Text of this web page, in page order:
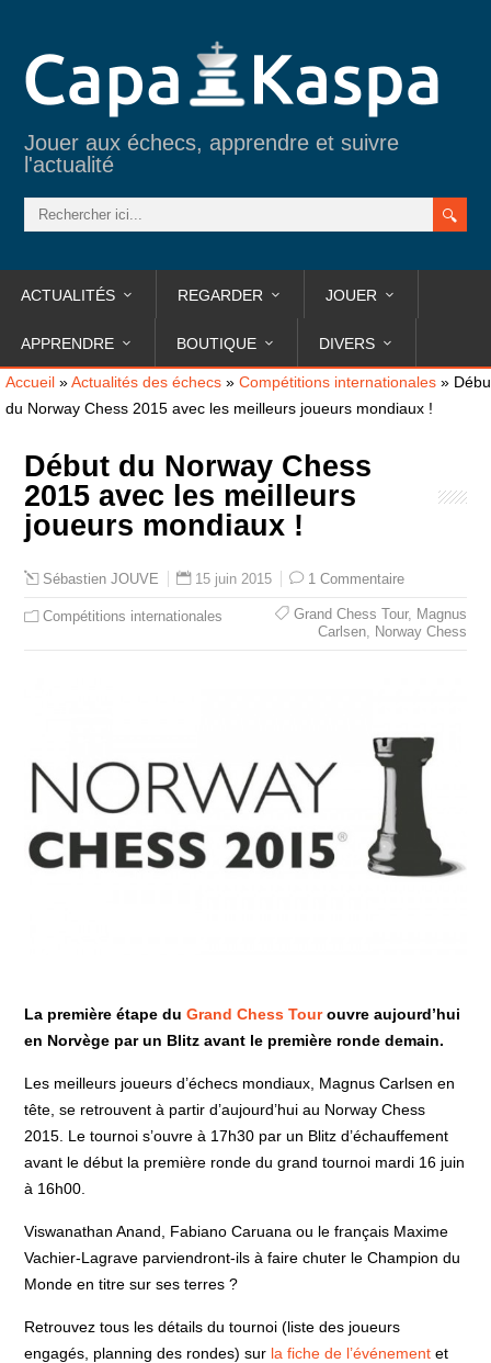
Jouer aux échecs, apprendre et suivre
l'actualité
ACTUALITÉS REGARDER JOUER
APPRENDRE BOUTIQUE DIVERS
Accueil »Actualités des échecs » Compétitions internationales »
du Norway Chess 2015 avec les meilleurs joueurs mondiaux !
Début du Norway Chess
2015 avec les meilleurs
joueurs mondiaux !
Sébastien JOUVE 15 juin 2015 1 Commentaire
Compétitions internationales Grand Chess Tour, Magnus
Carlsen, Norway Chess
La première étape duGrand Chess Tourouvre aujourd’hui
en Norvège par un Blitz avant le première ronde demain.
Les meilleurs joueurs d’échecs mondiaux, Magnus Carlsen en
tête, se retrouvent à partir d’aujourd’hui au Norway Chess
2015. Le tournoi s’ouvre à 17h30 par un Blitz d’échauffement
avant le début la première ronde du grand tournoi mardi 16 juin
à 16h00.
Viswanathan Anand, Fabiano Caruana ou le français Maxime
Vachier-Lagrave parviendront-ils à faire chuter le Champion du
Monde en titre sur ses terres ?
Retrouvez tous les détails du tournoi (liste des joueurs
engagés, planning des rondes) sur la fiche de l’événement et